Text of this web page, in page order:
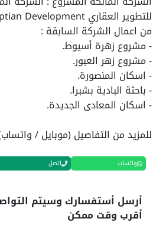
للتطوير العقاري Saudi Egyptian Development
من اعمال الشركة السابقة :
- مشروع زهرة أسيوط.
- مشروع زهر العبور.
- اسكان المنصورة.
- باحثة البادية بشبرا.
- اسكان المعادى الجديدة.
للمزيد من التفاصيل (موبايل / واتساب)
واتساب اتصل
أرسل أستفسارك وسيتم
أقرب وقت ممكن